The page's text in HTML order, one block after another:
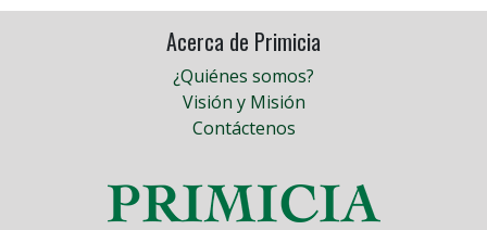
Acerca de Primicia
¿Quiénes somos?
Visión y Misión
Contáctenos